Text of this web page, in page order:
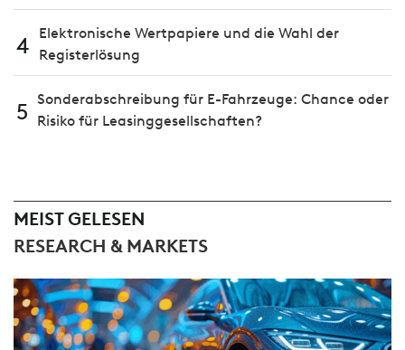
4
Elektronische Wertpapiere und die Wahl der
Registerlösung
5 Sonderabschreibung für E-Fahrzeuge: Chance oder
Risiko für Leasinggesellschaften?
MEIST GELESEN
RESEARCH & MARKETS